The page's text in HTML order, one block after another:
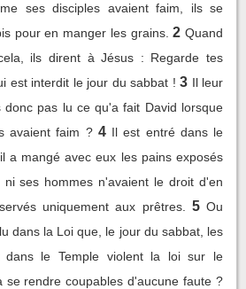
ses disciples avaient faim, ils se
pour en manger les grains. 2 Quand
ils dirent à Jésus : Regarde tes
est interdit le jour du sabbat ! 3 Il leur
donc pas lu ce qu'a fait David lorsque
avaient faim ? 4 Il est entré dans le
a mangé avec eux les pains exposés
ses hommes n'avaient le droit d'en
uniquement aux prêtres.
5 Ou
dans la Loi que, le jour du sabbat, les
dans le Temple violent la loi sur le
se rendre coupables d'aucune faute ?